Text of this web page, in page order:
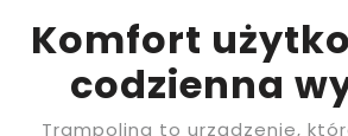
Komfort
codzienna
Trampolina to urządzenie,